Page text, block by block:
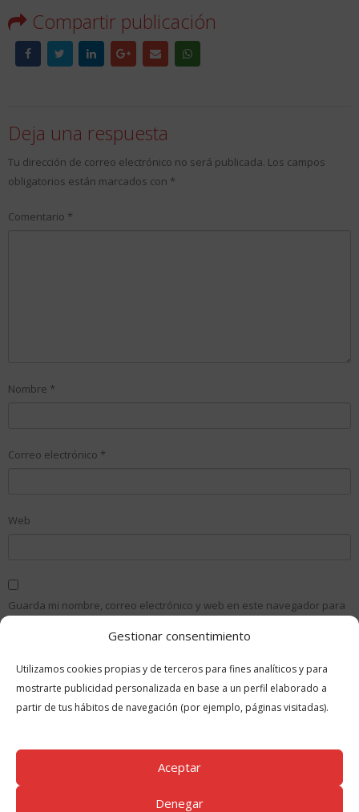
Gestionar consentimiento
Utilizamos cookies propias y de terceros para fines analíticos y para
mostrarte publicidad personalizada en base a un perfil elaborado a
partir de tus hábitos de navegación (por ejemplo, páginas visitadas).
Aceptar
Denegar
Compartir publicación
Deja una respuesta
Tu dirección de correo electrónico no será publicada. Los campos
obligatorios están marcados con *
Comentario *
Nombre *
Correo electrónico *
Web
Guarda mi nombre, correo electrónico y web en este navegador para
GUÍAS